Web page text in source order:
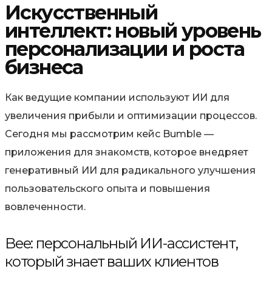
Искусственный
интеллект: новый уровень
персонализации и роста
бизнеса
Как ведущие компании используют ИИ для
увеличения прибыли и оптимизации процессов.
Сегодня мы рассмотрим кейс Bumble —
приложения для знакомств, которое внедряет
генеративный ИИ для радикального улучшения
пользовательского опыта и повышения
вовлеченности.
Bee: персональный ИИ-ассистент,
который знает ваших клиентов